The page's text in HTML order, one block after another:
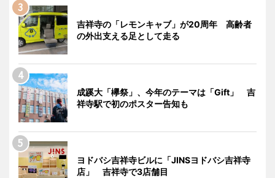
吉祥寺の「レモンキャブ」が20周年 高齢者
の外出支える足として走る
成蹊大「欅祭」、今年のテーマは「Gift」 吉
祥寺駅で初のポスター告知も
ヨドバシ吉祥寺ビルに「JINSヨドバシ吉祥寺
店」 吉祥寺で3店舗目